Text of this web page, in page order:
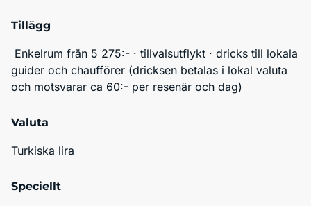
Tillägg
guider och chaufförer (dricksen betalas i lokal valuta
och motsvarar ca 60:- per resenär och dag)
Valuta
Turkiska lira
Speciellt